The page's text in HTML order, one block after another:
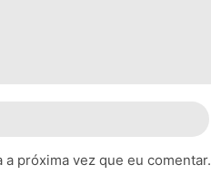
próxima vez que eu comentar.